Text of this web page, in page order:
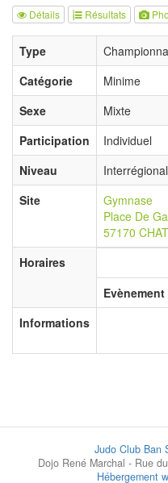
Détails Résultats
Type
Catégorie
Minime
Sexe
Mixte
Participation
Individuel
Niveau
Interrégional
Site
Gymnase
Place De
57170
Horaires
Evènement
Informations
Judo Club Ban
Dojo René Marchal - Rue
Hébergement